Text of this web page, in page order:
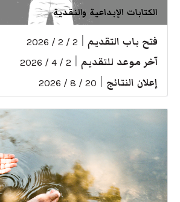
الكتابات الإبداعية والنقدية
فتح باب التقديم 2 / 2 / 2026
آخر موعد للتقديم 2 / 4 / 2026
إعلان النتائج 20 / 8 / 2026